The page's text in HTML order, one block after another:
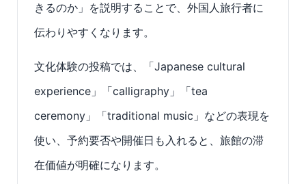
きるのか」を説明することで、外国人旅行者に
伝わりやすくなります。
文化体験の投稿では、「Japanese cultural
experience」「calligraphy」「tea
ceremony」「traditional music」などの表現を
使い、予約要否や開催日も入れると、旅館の滞
在価値が明確になります。